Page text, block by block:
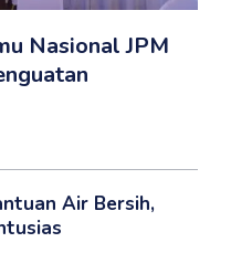
Nasional JPM
Air Bersih,